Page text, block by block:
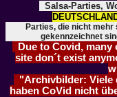
Salsa-Parties,
Parties, die nicht
gekennzeichnet
Due to Covid, many
site don´t exist
"Archivbilder: Viele
haben CoVid nicht